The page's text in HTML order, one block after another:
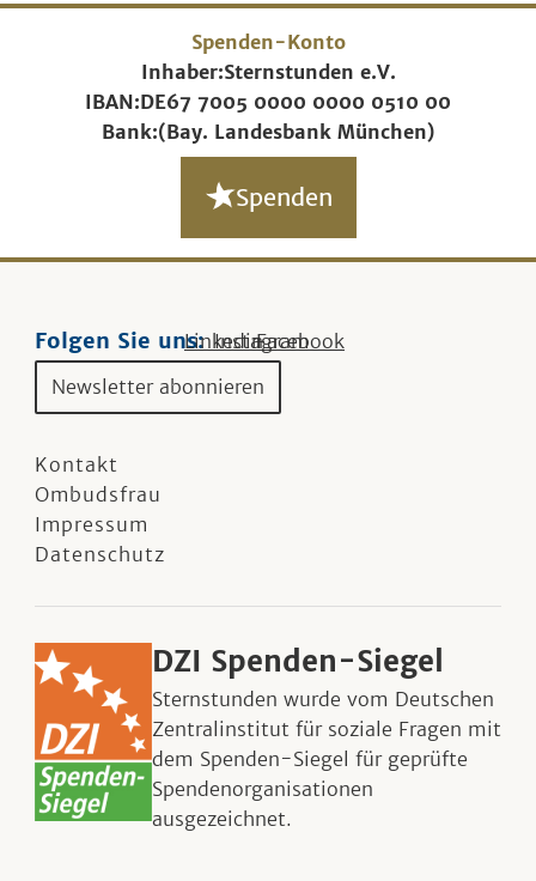
Spenden-Konto
Inhaber:Sternstunden e.V.
IBAN:DE67 7005 0000 0000 0510 00
Bank:(Bay. Landesbank München)
Spenden
Folgen Sie uns:Linkedin
Instagram
Facebook
Newsletter abonnieren
Kontakt
Ombudsfrau
Impressum
Datenschutz
DZI Spenden-Siegel
Sternstunden wurde vom Deutschen
Zentralinstitut für soziale Fragen mit
dem Spenden-Siegel für geprüfte
Spendenorganisationen
ausgezeichnet.